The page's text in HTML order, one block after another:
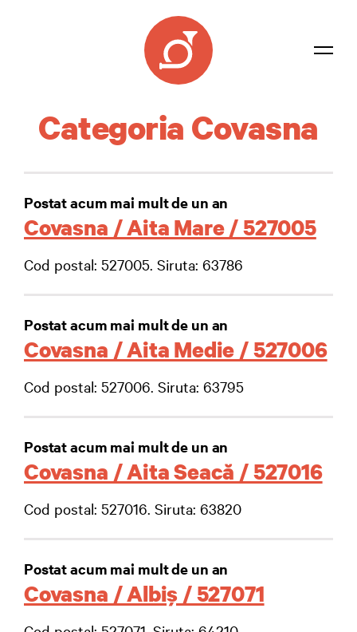
Confidențialitate
Contact
Autentificare
Categoria Covasna
Postat acum mai mult de un an
Covasna / Aita Mare / 527005
Cod postal: 527005. Siruta: 63786
Postat acum mai mult de un an
Covasna / Aita Medie / 527006
Cod postal: 527006. Siruta: 63795
Postat acum mai mult de un an
Covasna / Aita Seacă / 527016
Cod postal: 527016. Siruta: 63820
Postat acum mai mult de un an
Covasna / Albiş / 527071